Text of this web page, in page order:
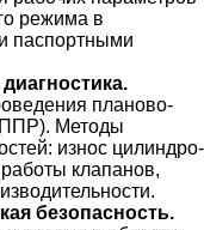
режима в
паспортными
планово-
Методы
износ цилиндро-
клапанов,
безопасность.